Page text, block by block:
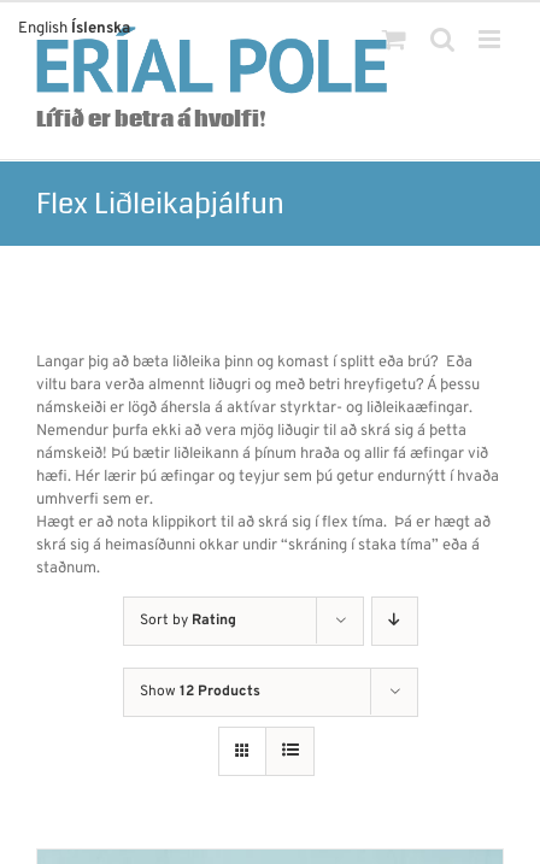
content
Lífið er betra á hvolfi!
Flex Liðleikaþjálfun
Langar þig að bæta liðleika þinn og komast í splitt eða brú? Eða
viltu bara verða almennt liðugri og með betri hreyfigetu? Á þessu
námskeiði er lögð áhersla á aktívar styrktar- og liðleikaæfingar.
Nemendur þurfa ekki að vera mjög liðugir til að skrá sig á þetta
námskeið! Þú bætir liðleikann á þínum hraða og allir fá æfingar við
hæfi. Hér lærir þú æfingar og teyjur sem þú getur endurnýtt í hvaða
umhverfi sem er.
Hægt er að nota klippikort til að skrá sig í flex tíma. Þá er hægt að
skrá sig á heimasíðunni okkar undir “skráning í staka tíma” eða á
staðnum.
Sort by Rating
Show 12 Products
English Íslenska